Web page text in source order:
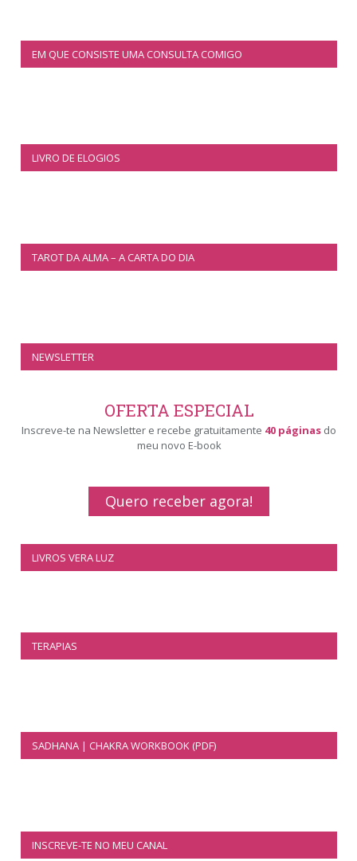
EM QUE CONSISTE UMA CONSULTA COMIGO
LIVRO DE ELOGIOS
TAROT DA ALMA – A CARTA DO DIA
NEWSLETTER
OFERTA ESPECIAL
Inscreve-te na Newsletter e recebe gratuitamente 40 páginas do
meu novo E-book
Quero receber agora!
LIVROS VERA LUZ
TERAPIAS
SADHANA | CHAKRA WORKBOOK (PDF)
INSCREVE-TE NO MEU CANAL